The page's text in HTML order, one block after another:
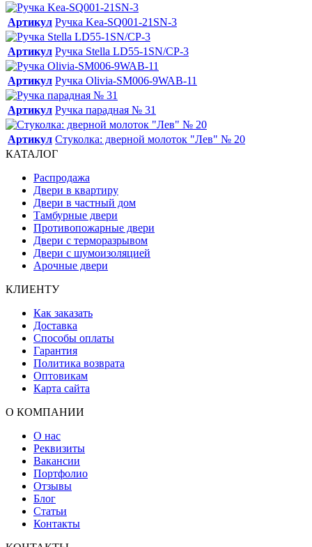
Артикул Ручка Kea-SQ001-21SN-3
Артикул Ручка Stella LD55-1SN/CP-3
Артикул Ручка Olivia-SM006-9WAB-11
Артикул Ручка парадная № 31
Артикул Стуколка: дверной молоток "Лев" № 20
КАТАЛОГ
Распродажа
Двери в квартиру
Двери в частный дом
Тамбурные двери
Противопожарные двери
Двери с терморазрывом
Двери с шумоизоляцией
Арочные двери
КЛИЕНТУ
Как заказать
Доставка
Способы оплаты
Гарантия
Политика возврата
Оптовикам
Карта сайта
О КОМПАНИИ
О нас
Реквизиты
Вакансии
Портфолио
Отзывы
Блог
Статьи
Контакты